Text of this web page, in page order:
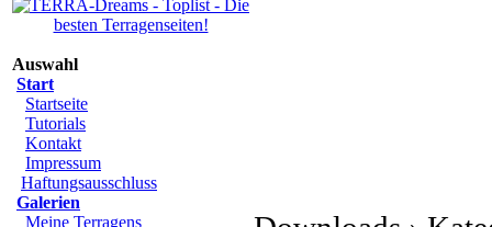
Auswahl
Start
Startseite
Tutorials
Kontakt
Impressum
Haftungsausschluss
Galerien
Meine Terragens